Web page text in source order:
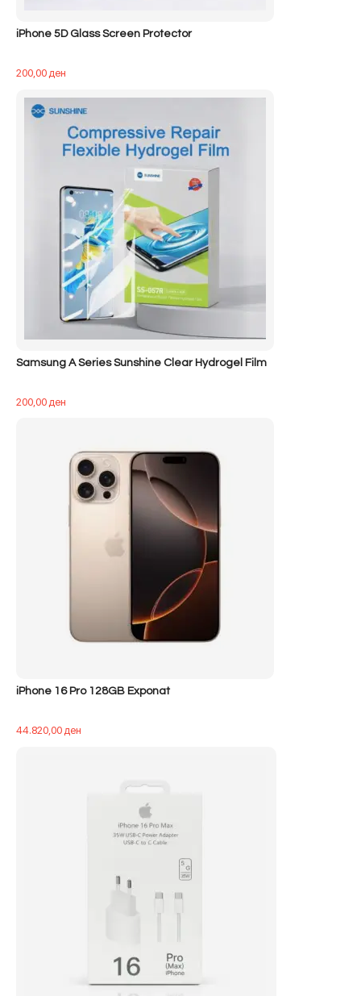
iPhone 5D Glass Screen Protector
200,00ден
Samsung A Series Sunshine Clear Hydrogel Film
200,00ден
iPhone 16 Pro 128GB Exponat
44.820,00ден